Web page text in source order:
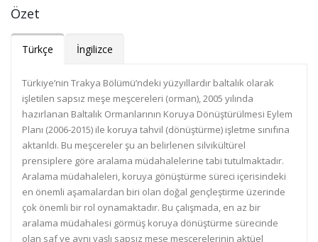
Özet
Türkçe İngilizce
Türkiye’nin Trakya Bölümü’ndeki yüzyıllardır baltalık olarak
işletilen sapsız meşe meşcereleri (orman), 2005 yılında
hazırlanan Baltalık Ormanlarının Koruya Dönüştürülmesi Eylem
Planı (2006-2015) ile koruya tahvil (dönüştürme) işletme sınıfına
aktarıldı. Bu meşcereler şu an belirlenen silvikültürel
prensiplere göre aralama müdahalelerine tabi tutulmaktadır.
Aralama müdahaleleri, koruya gönüştürme süreci içerisindeki
en önemli aşamalardan biri olan doğal gençleştirme üzerinde
çok önemli bir rol oynamaktadır. Bu çalışmada, en az bir
aralama müdahalesi görmüş koruya dönüştürme sürecinde
olan saf ve aynı yaşlı sapsız meşe meşcerelerinin aktüel